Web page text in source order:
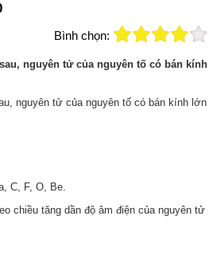
Bình chọn:
nguyên tử của nguyên tố có bán kính
nguyên tử của nguyên tố có bán kính lớn
F
C, F, O, Be.
chiều tăng dần độ âm điện của nguyên tử
O, Be.